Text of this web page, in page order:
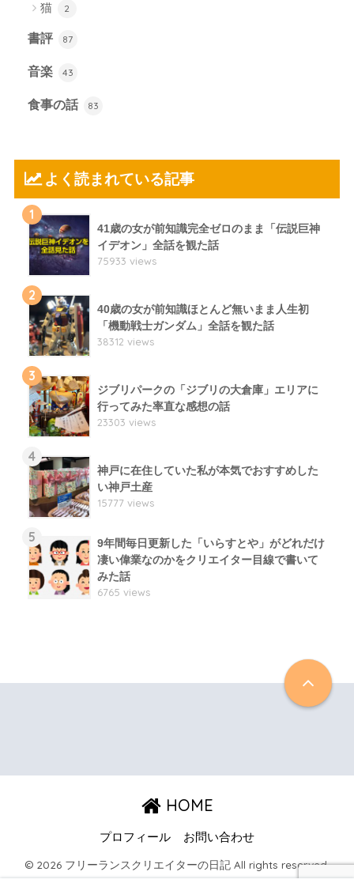
猫 2
書評 87
音楽 43
食事の話 83
よく読まれている記事
1
41歳の女が前知識完全ゼロのまま「伝説巨神
イデオン」全話を観た話
75933 views
2
40歳の女が前知識ほとんど無いまま人生初
「機動戦士ガンダム」全話を観た話
38312 views
3
ジブリパークの「ジブリの大倉庫」エリアに
行ってみた率直な感想の話
23303 views
4
神戸に在住していた私が本気でおすすめした
い神戸土産
15777 views
5
9年間毎日更新した「いらすとや」がどれだけ
凄い偉業なのかをクリエイター目線で書いて
みた話
6765 views
HOME
プロフィール お問い合わせ
© 2026 フリーランスクリエイターの日記 All rights reserved.